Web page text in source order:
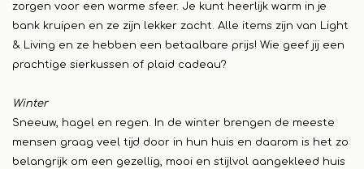
zorgen voor een warme sfeer. Je kunt heerlijk warm in je
bank kruipen en ze zijn lekker zacht. Alle items zijn van Light
& Living en ze hebben een betaalbare prijs! Wie geef jij een
prachtige sierkussen of plaid cadeau?
Winter
Sneeuw, hagel en regen. In de winter brengen de meeste
mensen graag veel tijd door in hun huis en daarom is het zo
belangrijk om een gezellig, mooi en stijlvol aangekleed huis